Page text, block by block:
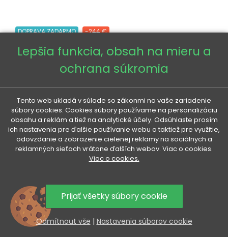
DOPRAVA ZADARMO -244 €
Lepšia funkcia, obsah na mieru a
ochrana súkromia
Tento web ukladá v súlade so zákonmi na vaše zariadenie
súbory cookies. Cookies súbory používame na personalizáciu
obsahu a reklám a tiež na analytické účely. Odsúhlaste prosím
ich nastavenia pre ďalšie používanie webu a taktiež pre využitie,
odovzdanie a zobrazenie cielenej reklamy na sociálnych a
reklamných sieťach vrátane ďalších webov. Viac o cookies.
Viac o cookies.
Prijať všetky súbory cookie
Odmítnout vše | Nastavenia súborov cookie